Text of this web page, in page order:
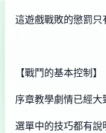
這遊戲戰敗的懲罰只
【戰鬥的基本控制】
序章教學劇情已經大
選單中的技巧都有